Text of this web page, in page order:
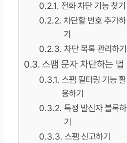
전화 차단 기능 찾기
차단할 번호 추가하
기
차단 목록 관리하기
스팸 문자 차단하는 법
스팸 필터링 기능 활
용하기
특정 발신자 블록하
기
스팸 신고하기